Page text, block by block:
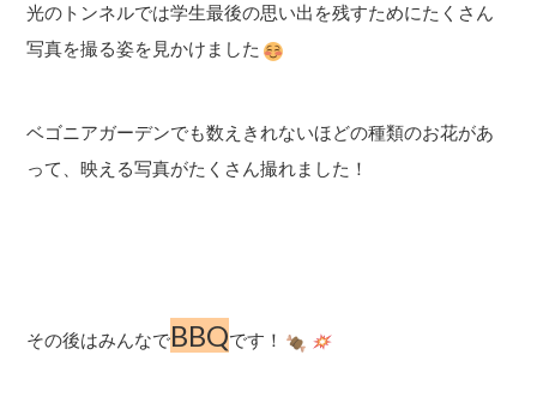
光のトンネルでは学生最後の思い出を残すためにたくさん
写真を撮る姿を見かけました
ベゴニアガーデンでも数えきれないほどの種類のお花があ
って、映える写真がたくさん撮れました！
その後はみんなでBBQです！